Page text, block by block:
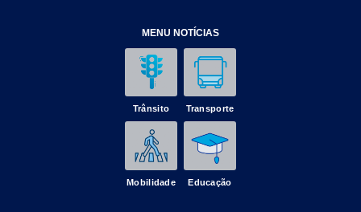
MENU NOTÍCIAS
Trânsito Transporte
Mobilidade Educação